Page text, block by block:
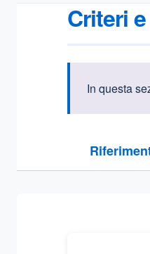
Criteri
In questa
Sezione